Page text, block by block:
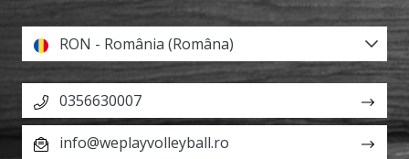
RON - România (Româna)
0356630007
info@weplayvolleyball.ro